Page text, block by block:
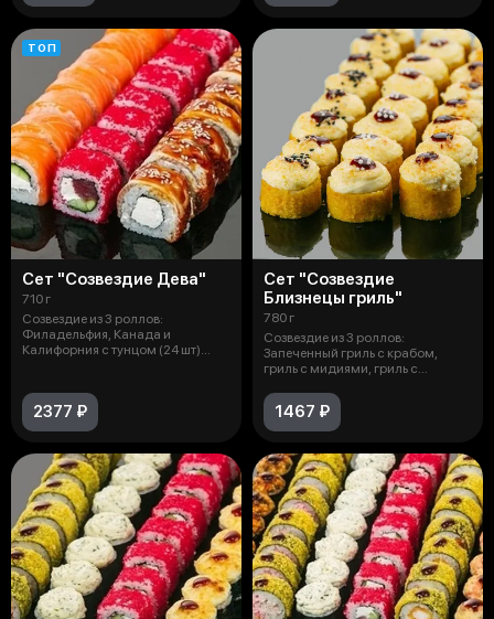
ТОП
Сет "Созвездие Дева"
710 г
Созвездие из 3 роллов:
Филадельфия, Канада и
Калифорния с тунцом (24 шт)
2377 ₽
Сет "Созвездие
Близнецы гриль"
780 г
Созвездие из 3 роллов:
Запеченный гриль с крабом,
гриль с мидиями, гриль с
1467 ₽